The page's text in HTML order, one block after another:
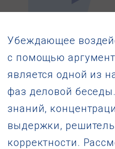
Убеждающее
с помощью
является одной из
фаз деловой
знаний,
выдержки,
корректности.